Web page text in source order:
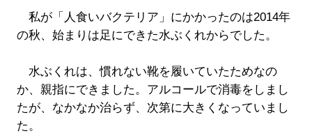
私が「人食いバクテリア」にかかったのは2014年
の秋、始まりは足にできた水ぶくれからでした。
水ぶくれは、慣れない靴を履いていたためなの
か、親指にできました。アルコールで消毒をしまし
たが、なかなか治らず、次第に大きくなっていまし
た。